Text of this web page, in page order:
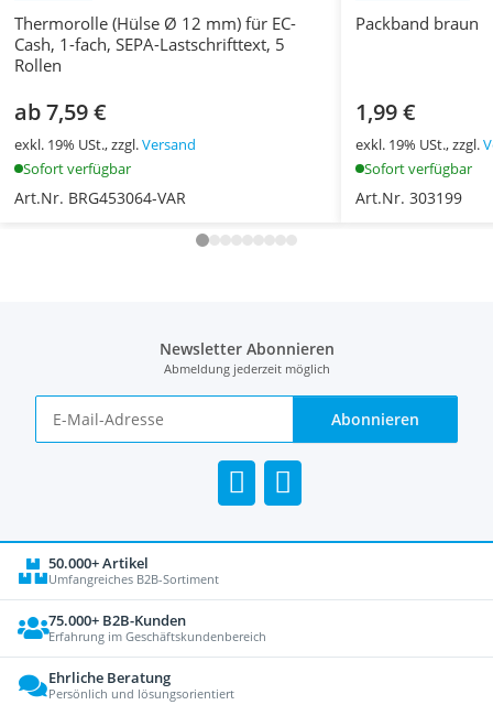
Thermorolle (Hülse Ø 12 mm) für EC-
Cash, 1-fach, SEPA-Lastschrifttext, 5
Rollen
ab 7,59 €
exkl. 19% USt., zzgl.Versand
Sofort verfügbar
Art.Nr. BRG453064-VAR
Packband braun
1,99 €
exkl. 19% USt., zzgl.
Sofort verfügbar
Art.Nr. 303199
Newsletter Abonnieren
Abmeldung jederzeit möglich
Abonnieren
50.000+ Artikel
Umfangreiches B2B-Sortiment
75.000+ B2B-Kunden
Erfahrung im Geschäftskundenbereich
Ehrliche Beratung
Persönlich und lösungsorientiert